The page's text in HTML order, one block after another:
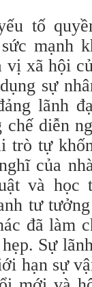
tố
mạnh
vị xã hội
sự
lãnh
diễn
trò tự
của
và học
tư
đã làm
Sự
hạn sự